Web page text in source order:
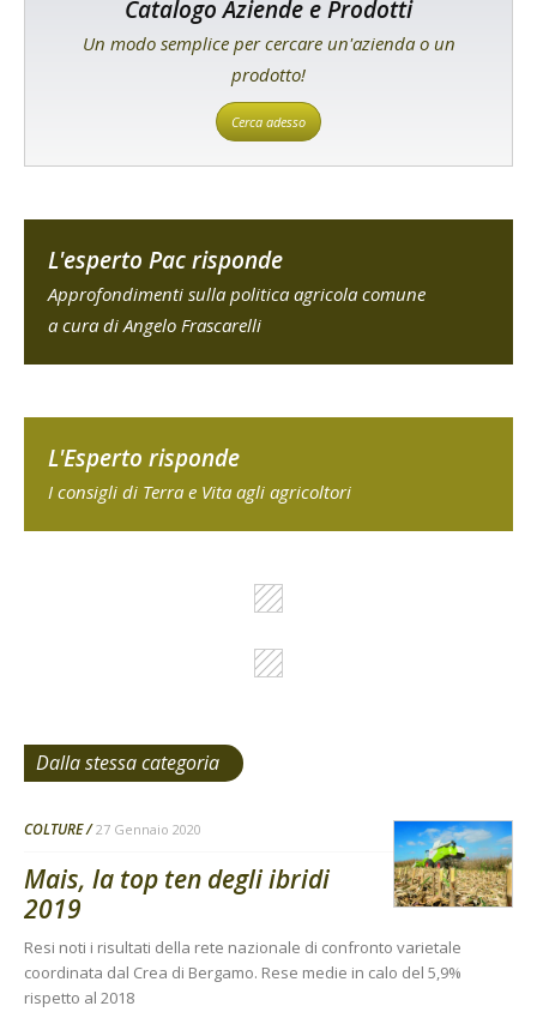
Catalogo Aziende e Prodotti
Un modo semplice per cercare un'azienda o un
prodotto!
Cerca adesso
L'esperto Pac risponde
Approfondimenti sulla politica agricola comune
a cura di Angelo Frascarelli
L'Esperto risponde
I consigli di Terra e Vita agli agricoltori
Dalla stessa categoria
COLTURE 27 Gennaio 2020
Mais, la top ten degli ibridi
2019
Resi noti i risultati della rete nazionale di confronto varietale
coordinata dal Crea di Bergamo. Rese medie in calo del 5,9%
rispetto al 2018